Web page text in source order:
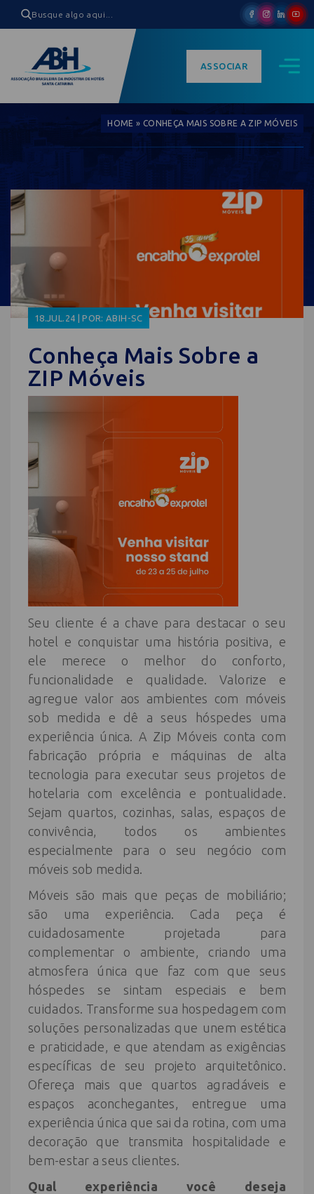
ASSOCIAR
HOME » CONHEÇA MAIS SOBRE A ZIP MÓVEIS
18.JUL.24 | POR: ABIH-SC
Conheça Mais Sobre a
ZIP Móveis
Seu cliente é a chave para destacar o seu
hotel e conquistar uma história positiva, e
ele merece o melhor do conforto,
funcionalidade e qualidade. Valorize e
agregue valor aos ambientes com móveis
sob medida e dê a seus hóspedes uma
experiência única. A Zip Móveis conta com
fabricação própria e máquinas de alta
tecnologia para executar seus projetos de
hotelaria com excelência e pontualidade.
Sejam quartos, cozinhas, salas, espaços de
convivência, todos os ambientes
especialmente para o seu negócio com
móveis sob medida.
Móveis são mais que peças de mobiliário;
são uma experiência. Cada peça é
cuidadosamente projetada para
complementar o ambiente, criando uma
atmosfera única que faz com que seus
hóspedes se sintam especiais e bem
cuidados. Transforme sua hospedagem com
soluções personalizadas que unem estética
e praticidade, e que atendam as exigências
específicas de seu projeto arquitetônico.
Ofereça mais que quartos agradáveis e
espaços aconchegantes, entregue uma
experiência única que sai da rotina, com uma
decoração que transmita hospitalidade e
bem-estar a seus clientes.
Qual experiência você deseja